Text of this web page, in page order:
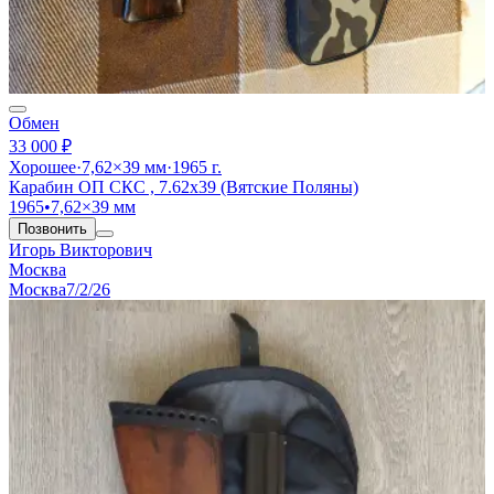
Обмен
33 000 ₽
Хорошее·7,62×39 мм·1965 г.
Карабин ОП СКС , 7.62х39 (Вятские Поляны)
1965•7,62×39 мм
Позвонить
Игорь Викторович
Москва
Москва7/2/26